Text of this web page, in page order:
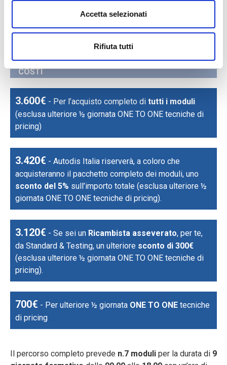
Accetta selezionati
Rifiuta tutti
aziendale dal punto di vista
ambientale, sociale e di
Durata: 1gg | Costo: 400€
Poco
COSTI
3.600€ - Per l’acquisto completo di tutti i moduli
(esclusa ulteriore ½ giornata ONE TO ONE tecniche di
pricing)
3.420€ - Autodis Italia riserverà, a coloro che
acquisteranno il pacchetto completo dei moduli, uno
sconto del 5% sull’importo totale (esclusa ulteriore ½
giornata ONE TO ONE tecniche di pricing).
3.120€ - Se sei un Ricambista asseverato, per te,
da Standard & Testing, un ulteriore sconto di 300€
(esclusa ulteriore ½ giornata ONE TO ONE tecniche di
pricing).
700€ - Per ulteriore ½ giornata ONE TO ONE tecniche
di pricing
Il percorso completo prevede n.7 moduli per la durata di 9